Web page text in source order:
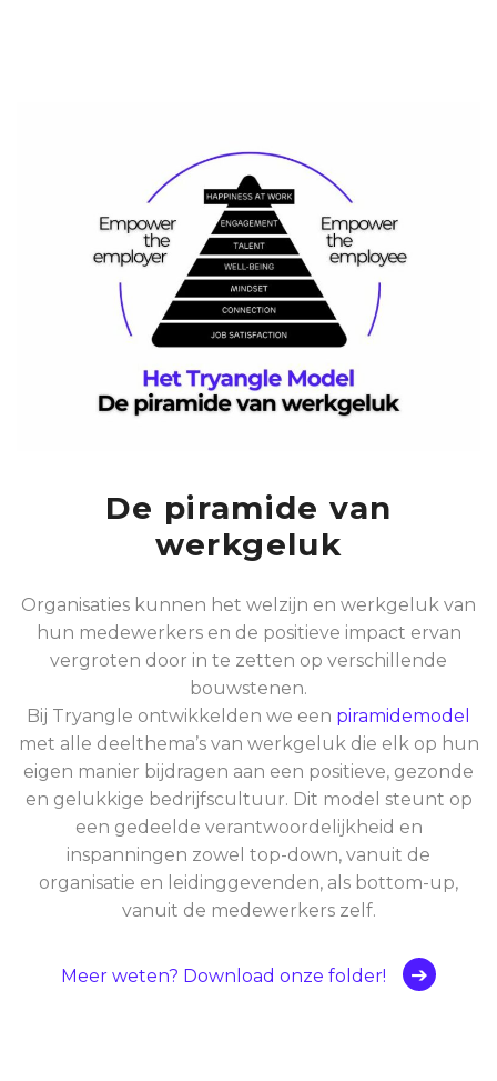
De piramide van
werkgeluk
Organisaties kunnen het welzijn en werkgeluk van
hun medewerkers en de positieve impact ervan
vergroten door in te zetten op verschillende
bouwstenen.
Bij Tryangle ontwikkelden we een piramidemodel
met alle deelthema’s van werkgeluk die elk op hun
eigen manier bijdragen aan een positieve, gezonde
en gelukkige bedrijfscultuur. Dit model steunt op
een gedeelde verantwoordelijkheid en
inspanningen zowel top-down, vanuit de
organisatie en leidinggevenden, als bottom-up,
vanuit de medewerkers zelf.
Meer weten? Download onze folder!